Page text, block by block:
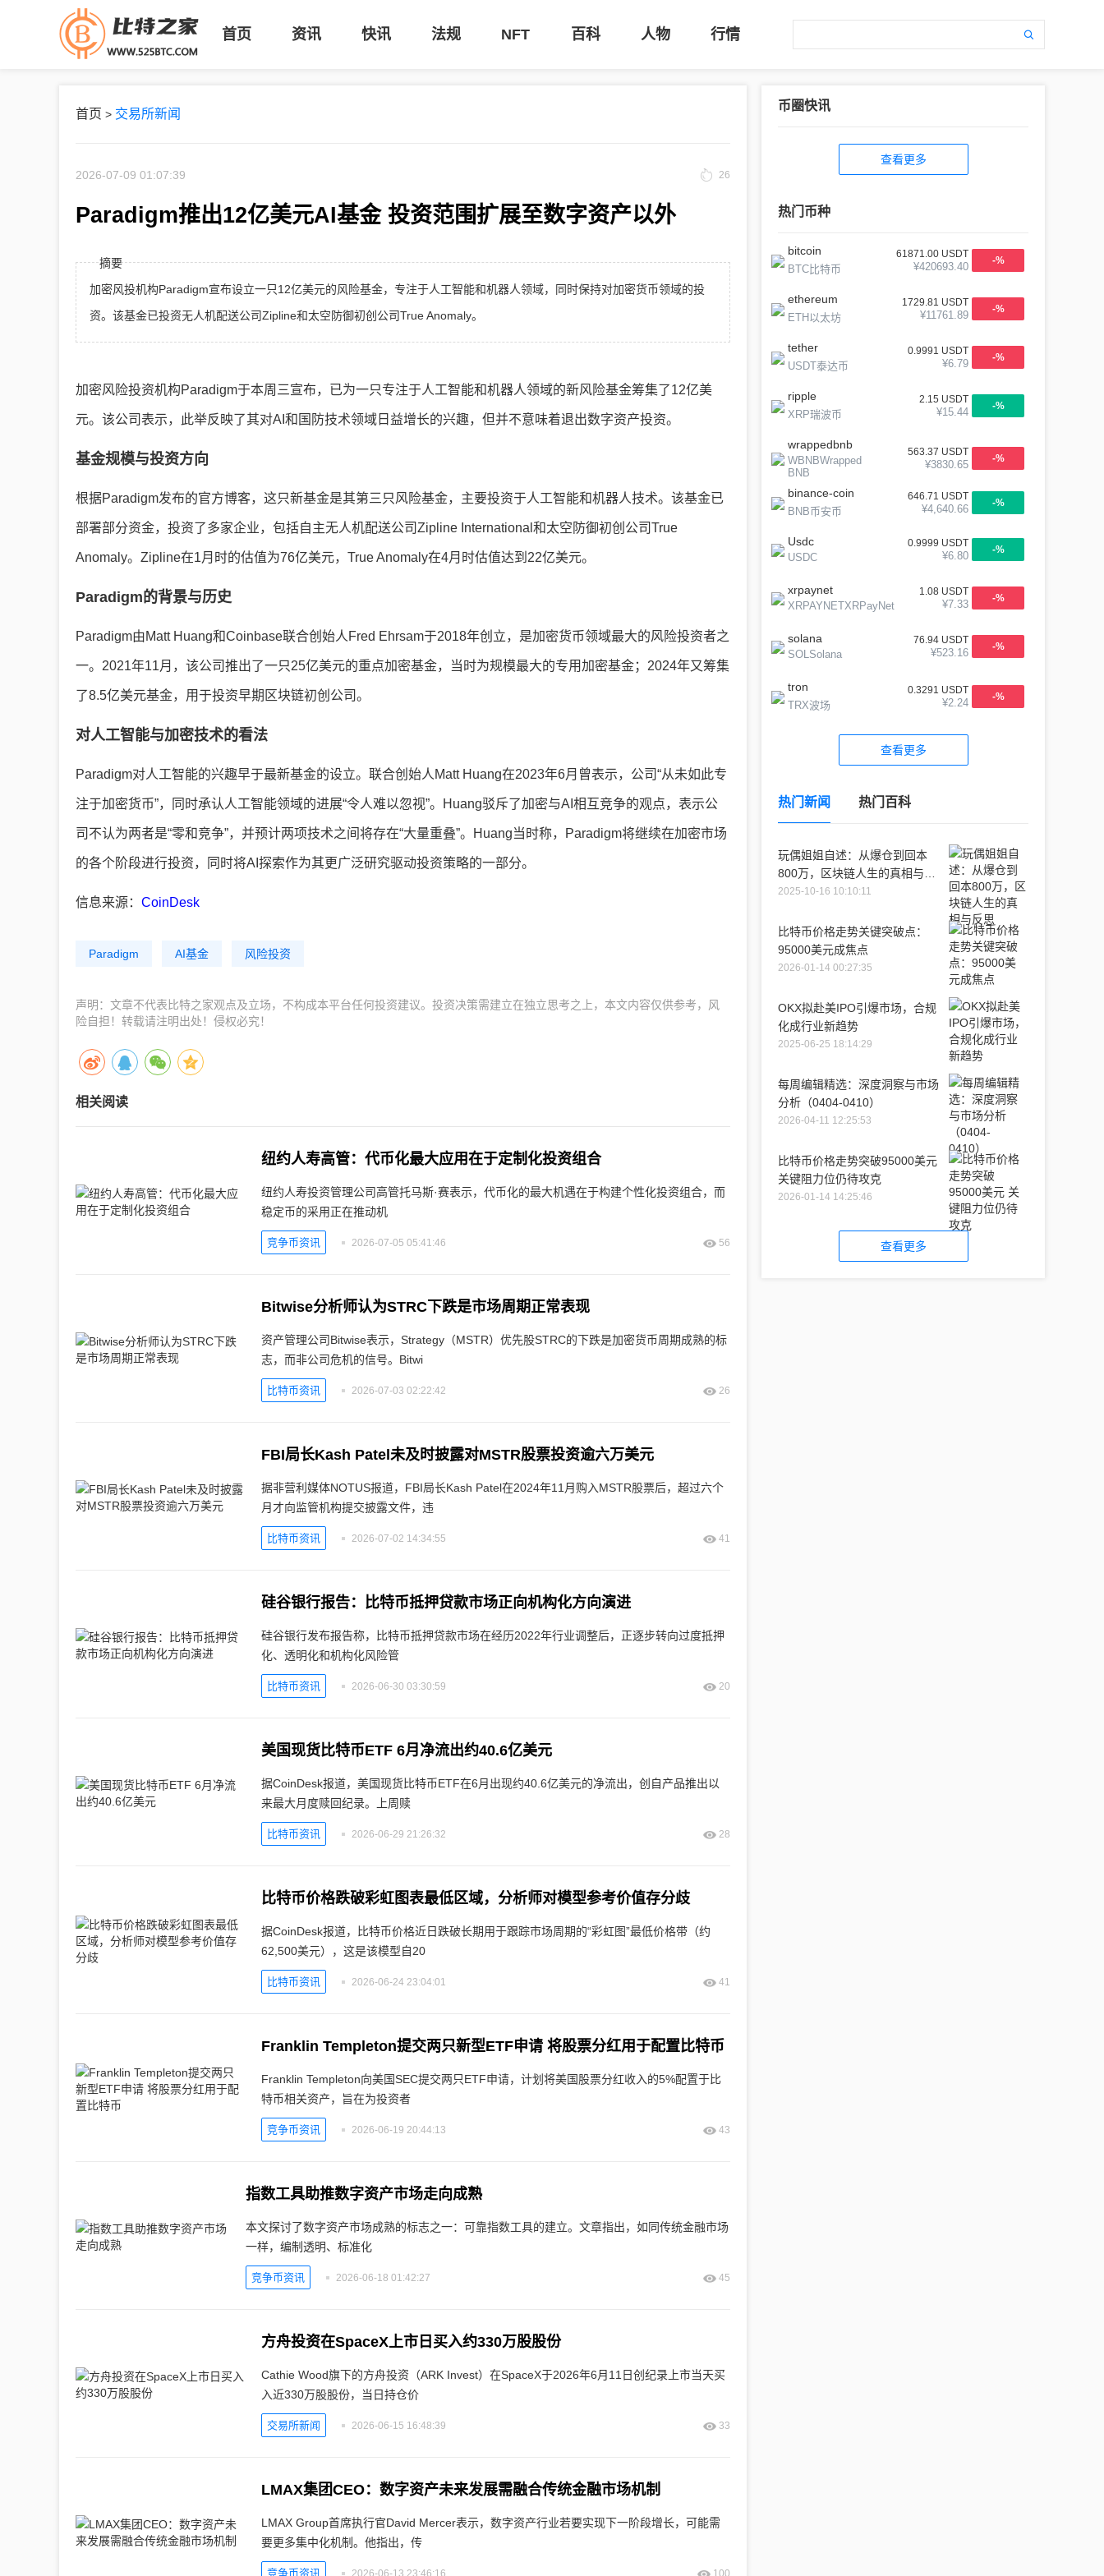
首页 资讯 快讯 法规 NFT 百科 人物 行情
首页 > 交易所新闻
2026-07-09 01:07:39 26
Paradigm推出12亿美元AI基金 投资范围扩展至数字资产以外
摘要
加密风投机构Paradigm宣布设立一只12亿美元的风险基金，专注于人工智能和机器人领域，同时保持对加密货币领域的投
资。该基金已投资无人机配送公司Zipline和太空防御初创公司True Anomaly。
加密风险投资机构Paradigm于本周三宣布，已为一只专注于人工智能和机器人领域的新风险基金筹集了12亿美
元。该公司表示，此举反映了其对AI和国防技术领域日益增长的兴趣，但并不意味着退出数字资产投资。
基金规模与投资方向
根据Paradigm发布的官方博客，这只新基金是其第三只风险基金，主要投资于人工智能和机器人技术。该基金已
部署部分资金，投资了多家企业，包括自主无人机配送公司Zipline International和太空防御初创公司True
Anomaly。Zipline在1月时的估值为76亿美元，True Anomaly在4月时估值达到22亿美元。
Paradigm的背景与历史
Paradigm由Matt Huang和Coinbase联合创始人Fred Ehrsam于2018年创立，是加密货币领域最大的风险投资者之
一。2021年11月，该公司推出了一只25亿美元的重点加密基金，当时为规模最大的专用加密基金；2024年又筹集
了8.5亿美元基金，用于投资早期区块链初创公司。
对人工智能与加密技术的看法
Paradigm对人工智能的兴趣早于最新基金的设立。联合创始人Matt Huang在2023年6月曾表示，公司“从未如此专
注于加密货币”，同时承认人工智能领域的进展“令人难以忽视”。Huang驳斥了加密与AI相互竞争的观点，表示公
司不认为两者是“零和竞争”，并预计两项技术之间将存在“大量重叠”。Huang当时称，Paradigm将继续在加密市场
的各个阶段进行投资，同时将AI探索作为其更广泛研究驱动投资策略的一部分。
信息来源： CoinDesk
Paradigm AI基金 风险投资
声明：文章不代表比特之家观点及立场，不构成本平台任何投资建议。投资决策需建立在独立思考之上，本文内容仅供参考，风
险自担！转载请注明出处！侵权必究！
相关阅读
纽约人寿高管：代币化最大应用在于定制化投资组合
纽约人寿投资管理公司高管托马斯·赛表示，代币化的最大机遇在于构建个性化投资组合，而
稳定币的采用正在推动机
竞争币资讯 2026-07-05 05:41:46 56
Bitwise分析师认为STRC下跌是市场周期正常表现
资产管理公司Bitwise表示，Strategy（MSTR）优先股STRC的下跌是加密货币周期成熟的标
志，而非公司危机的信号。Bitwi
比特币资讯 2026-07-03 02:22:42 26
FBI局长Kash Patel未及时披露对MSTR股票投资逾六万美元
据非营利媒体NOTUS报道，FBI局长Kash Patel在2024年11月购入MSTR股票后，超过六个
月才向监管机构提交披露文件，违
比特币资讯 2026-07-02 14:34:55 41
硅谷银行报告：比特币抵押贷款市场正向机构化方向演进
硅谷银行发布报告称，比特币抵押贷款市场在经历2022年行业调整后，正逐步转向过度抵押
化、透明化和机构化风险管
比特币资讯 2026-06-30 03:30:59 20
美国现货比特币ETF 6月净流出约40.6亿美元
据CoinDesk报道，美国现货比特币ETF在6月出现约40.6亿美元的净流出，创自产品推出以
来最大月度赎回纪录。上周赎
比特币资讯 2026-06-29 21:26:32 28
比特币价格跌破彩虹图表最低区域，分析师对模型参考价值存分歧
据CoinDesk报道，比特币价格近日跌破长期用于跟踪市场周期的“彩虹图”最低价格带（约
62,500美元），这是该模型自20
比特币资讯 2026-06-24 23:04:01 41
Franklin Templeton提交两只新型ETF申请 将股票分红用于配置比特币
Franklin Templeton向美国SEC提交两只ETF申请，计划将美国股票分红收入的5%配置于比
特币相关资产，旨在为投资者
竞争币资讯 2026-06-19 20:44:13 43
指数工具助推数字资产市场走向成熟
本文探讨了数字资产市场成熟的标志之一：可靠指数工具的建立。文章指出，如同传统金融市场
一样，编制透明、标准化
竞争币资讯 2026-06-18 01:42:27 45
方舟投资在SpaceX上市日买入约330万股股份
Cathie Wood旗下的方舟投资（ARK Invest）在SpaceX于2026年6月11日创纪录上市当天买
入近330万股股份，当日持仓价
交易所新闻 2026-06-15 16:48:39 33
LMAX集团CEO：数字资产未来发展需融合传统金融市场机制
LMAX Group首席执行官David Mercer表示，数字资产行业若要实现下一阶段增长，可能需
要更多集中化机制。他指出，传
竞争币资讯 2026-06-13 23:46:16 100
币圈快讯
查看更多
热门币种
bitcoin
BTC比特币
61871.00 USDT
¥420693.40 -%
ethereum
ETH以太坊
1729.81 USDT
¥11761.89 -%
tether
USDT泰达币
0.9991 USDT
¥6.79 -%
ripple
XRP瑞波币
2.15 USDT
¥15.44 -%
wrappedbnb
WBNBWrapped
BNB
563.37 USDT
¥3830.65 -%
binance-coin
BNB币安币
646.71 USDT
¥4,640.66 -%
Usdc
USDC
0.9999 USDT
¥6.80 -%
xrpaynet
XRPAYNETXRPayNet
1.08 USDT
¥7.33 -%
solana
SOLSolana
76.94 USDT
¥523.16 -%
tron
TRX波场
0.3291 USDT
¥2.24 -%
查看更多
热门新闻 热门百科
玩偶姐姐自述：从爆仓到回本
800万，区块链人生的真相与反
思
2025-10-16 10:10:11
比特币价格走势关键突破点：
95000美元成焦点
2026-01-14 00:27:35
OKX拟赴美IPO引爆市场，合规
化成行业新趋势
2025-06-25 18:14:29
每周编辑精选：深度洞察与市场
分析（0404-0410）
2026-04-11 12:25:53
比特币价格走势突破95000美元
关键阻力位仍待攻克
2026-01-14 14:25:46
查看更多